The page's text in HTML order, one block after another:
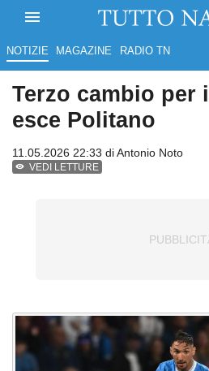
NOTIZIE MAGAZINE RADIO TN
Terzo cambio per
esce Politano
11.05.2026 22:33 diAntonio Noto
VEDI LETTURE